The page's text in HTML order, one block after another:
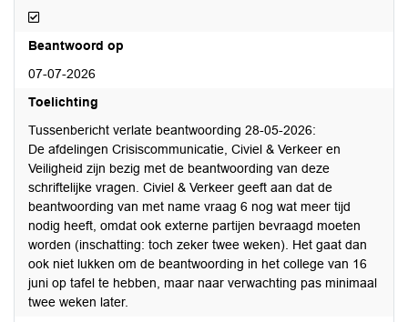
Afgedaan
Beantwoord op
07-07-2026
Toelichting
Tussenbericht verlate beantwoording 28-05-2026:
De afdelingen Crisiscommunicatie, Civiel & Verkeer en
Veiligheid zijn bezig met de beantwoording van deze
schriftelijke vragen. Civiel & Verkeer geeft aan dat de
beantwoording van met name vraag 6 nog wat meer tijd
nodig heeft, omdat ook externe partijen bevraagd moeten
worden (inschatting: toch zeker twee weken). Het gaat dan
ook niet lukken om de beantwoording in het college van 16
juni op tafel te hebben, maar naar verwachting pas minimaal
twee weken later.